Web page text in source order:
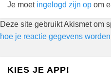
Je moet ingelogd zijn op om
Deze site gebruikt Akismet om
hoe je reactie gegevens
KIES JE APP!